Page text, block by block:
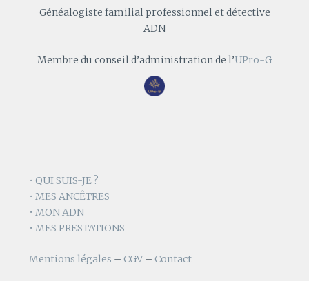
Généalogiste familial professionnel et détective
ADN
Membre du conseil d’administration de l’UPro-G
• QUI SUIS-JE ?
• MES ANCÊTRES
• MON ADN
• MES PRESTATIONS
Mentions légales – CGV– Contact